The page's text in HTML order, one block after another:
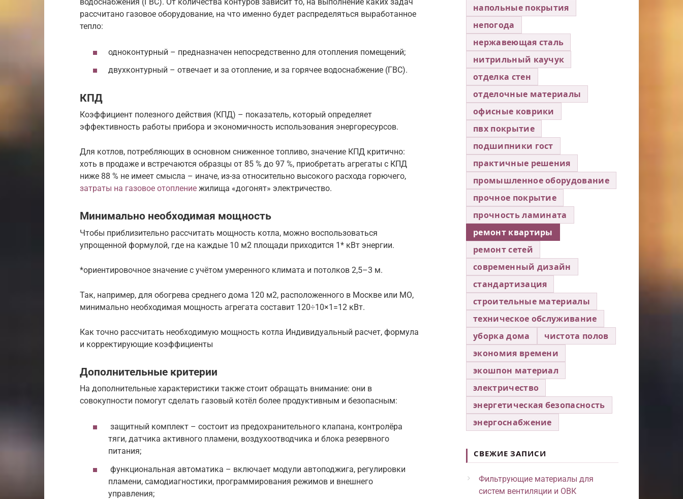
рассчитано газовое оборудование, на что именно будет распределяться выработанное
тепло:
одноконтурный – предназначен непосредственно для отопления помещений;
двухконтурный – отвечает и за отопление, и за горячее водоснабжение (ГВС).
КПД
Коэффициент полезного действия (КПД) – показатель, который определяет
эффективность работы прибора и экономичность использования энергоресурсов.
Для котлов, потребляющих в основном сниженное топливо, значение КПД критично:
хоть в продаже и встречаются образцы от 85 % до 97 %, приобретать агрегаты с КПД
ниже 88 % не имеет смысла – иначе, из-за относительно высокого расхода горючего,
затраты на газовое отопление жилища «догонят» электричество.
Минимально необходимая мощность
Чтобы приблизительно рассчитать мощность котла, можно воспользоваться
упрощенной формулой, где на каждые 10 м2 площади приходится 1* кВт энергии.
*ориентировочное значение с учётом умеренного климата и потолков 2,5–3 м.
Так, например, для обогрева среднего дома 120 м2, расположенного в Москве или МО,
минимально необходимая мощность агрегата составит 120÷10×1=12 кВт.
Как точно рассчитать необходимую мощность котла Индивидуальный расчет, формула
и корректирующие коэффициенты
Дополнительные критерии
На дополнительные характеристики также стоит обращать внимание: они в
совокупности помогут сделать газовый котёл более продуктивным и безопасным:
защитный комплект – состоит из предохранительного клапана, контролёра
тяги, датчика активного пламени, воздухоотводчика и блока резервного
питания;
функциональная автоматика – включает модули автоподжига, регулировки
пламени, самодиагностики, программирования режимов и внешнего
управления;
напольные покрытия
непогода
нержавеющая сталь
нитрильный каучук
отделка стен
отделочные материалы
офисные коврики
пвх покрытие
подшипники гост
практичные решения
промышленное оборудование
прочное покрытие
прочность ламината
ремонт квартиры
ремонт сетей
современный дизайн
стандартизация
строительные материалы
техническое обслуживание
уборка дома
чистота полов
экономия времени
экошпон материал
электричество
энергетическая безопасность
энергоснабжение
СВЕЖИЕ ЗАПИСИ
Фильтрующие материалы для
систем вентиляции и ОВК